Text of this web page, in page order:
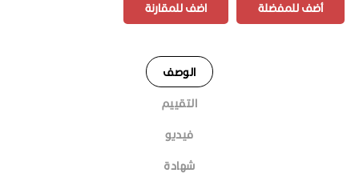
أضف للمفضلة اضف للمقارنة
الوصف
التقييم
فيديو
شهادة